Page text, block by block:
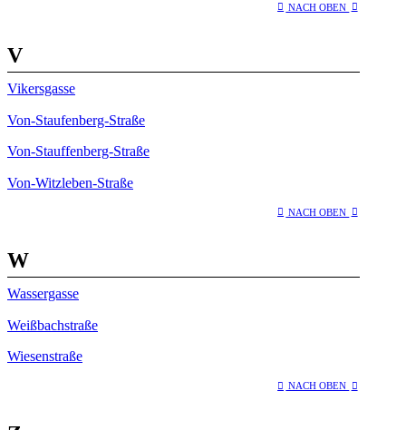
NACH OBEN
V
Vikersgasse
Von-Staufenberg-Straße
Von-Stauffenberg-Straße
Von-Witzleben-Straße
NACH OBEN
W
Wassergasse
Weißbachstraße
Wiesenstraße
NACH OBEN